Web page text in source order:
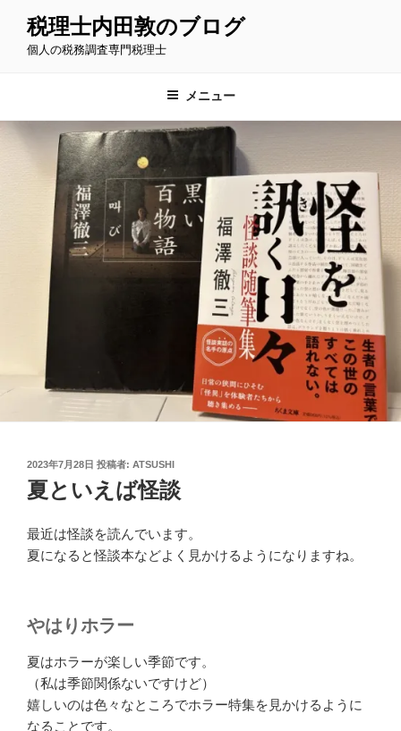
税理士内田敦のブログ
個人の税務調査専門税理士
メニュー
投
稿
日:
2023年7月28日 投稿者: ATSUSHI
夏といえば怪談
最近は怪談を読んでいます。
夏になると怪談本などよく見かけるようになりますね。
やはりホラー
夏はホラーが楽しい季節です。
（私は季節関係ないですけど）
嬉しいのは色々なところでホラー特集を見かけるように
なることです。